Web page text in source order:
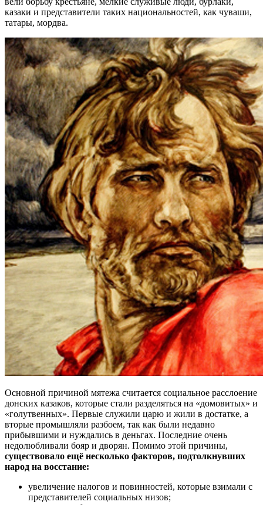
казаки и представители таких национальностей, как чуваши,
татары, мордва.
Основной причиной мятежа считается социальное расслоение
донских казаков, которые стали разделяться на «домовитых» и
«голутвенных». Первые служили царю и жили в достатке, а
вторые промышляли разбоем, так как были недавно
прибывшими и нуждались в деньгах. Последние очень
недолюбливали бояр и дворян. Помимо этой причины,
существовало ещё несколько факторов, подтолкнувших
народ на восстание:
увеличение налогов и повинностей, которые взимали с
представителей социальных низов;